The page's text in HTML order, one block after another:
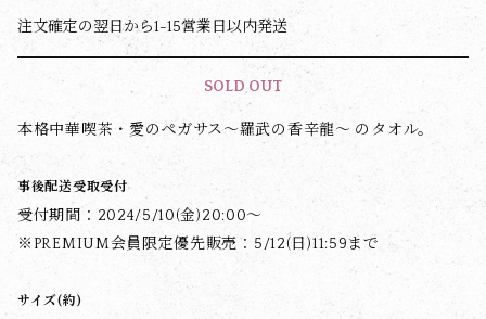
注文確定の翌日から1-15営業日以内発送
SOLD OUT
本格中華喫茶・愛のペガサス〜羅武の香辛龍〜 のタオル。
事後配送受取受付
受付期間：2024/5/10(金)20:00～
※PREMIUM会員限定優先販売：5/12(日)11:59まで
サイズ(約)